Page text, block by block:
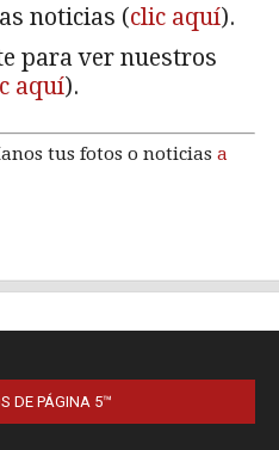
DE PÁGINA 5™